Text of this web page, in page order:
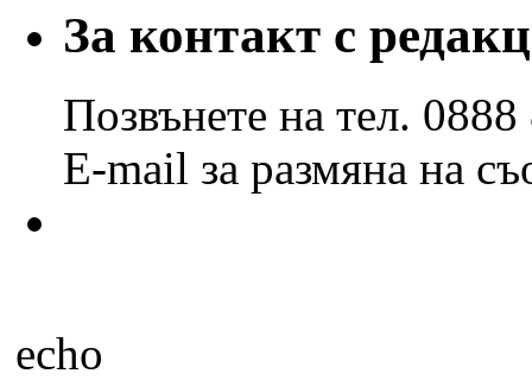
и
месеци
За контакт с
Позвънете на тел.
E-mail за размяна на
echo